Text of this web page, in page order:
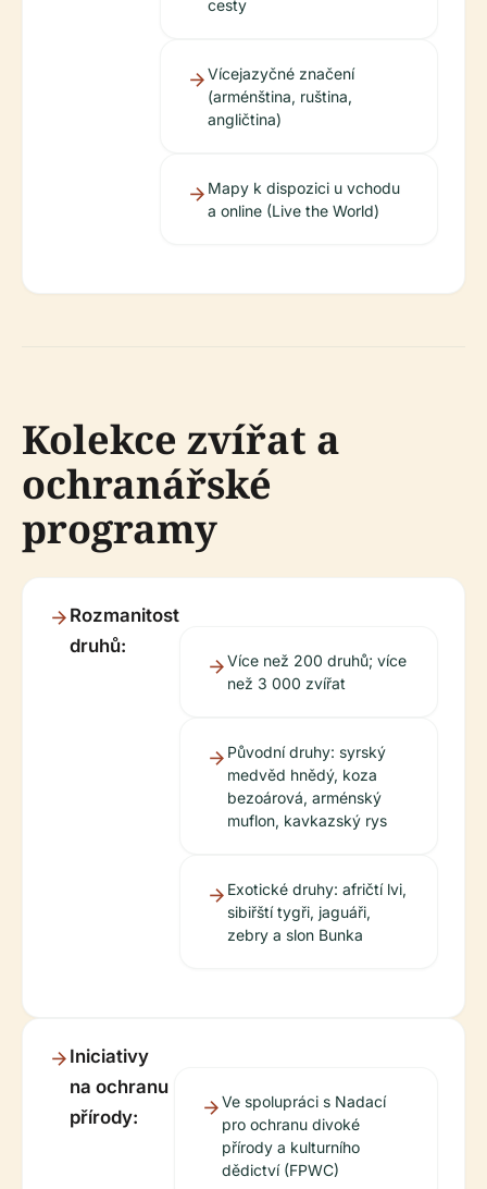
cesty
Vícejazyčné značení
(arménština, ruština,
angličtina)
Mapy k dispozici u vchodu
a online (Live the World)
Kolekce zvířat a
ochranářské
programy
Rozmanitost
druhů:
Více než 200 druhů; více
než 3 000 zvířat
Původní druhy: syrský
medvěd hnědý, koza
bezoárová, arménský
muflon, kavkazský rys
Exotické druhy: afričtí lvi,
sibiřští tygři, jaguáři,
zebry a slon Bunka
Iniciativy
na ochranu
přírody:
Ve spolupráci s Nadací
pro ochranu divoké
přírody a kulturního
dědictví (FPWC)